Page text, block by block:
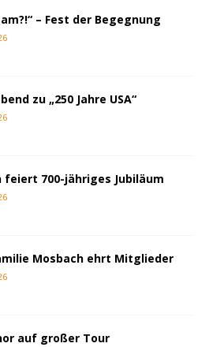
– Fest der Begegnung
zu „250 Jahre USA“
feiert 700-jähriges Jubiläum
Mosbach ehrt Mitglieder
auf großer Tour